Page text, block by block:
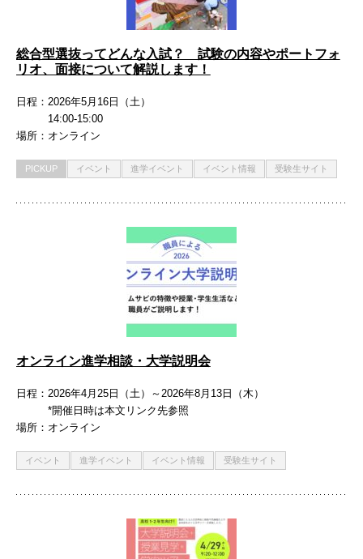
総合型選抜ってどんな入試？ 試験の内容やポートフォ
リオ、面接について解説します！
日程
2026年5月16日（土）
14:00-15:00
場所
オンライン
PICKUP イベント 進学イベント イベント情報 受験生サイト
オンライン進学相談・大学説明会
日程
2026年4月25日（土）～2026年8月13日（木）
*開催日時は本文リンク先参照
場所
オンライン
イベント 進学イベント イベント情報 受験生サイト